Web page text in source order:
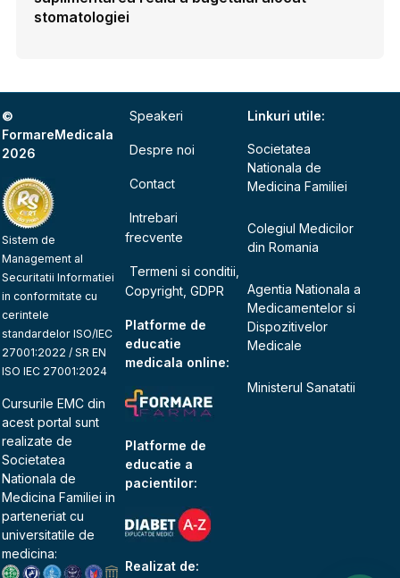
stomatologiei
©
FormareMedicala
2026
Sistem de
Management al
Securitatii Informatiei
in conformitate cu
cerintele
standardelor ISO/IEC
27001:2022 / SR EN
ISO IEC 27001:2024
Cursurile EMC din
acest portal sunt
realizate de
Societatea
Nationala de
Medicina Familiei in
parteneriat cu
universitatile de
medicina:
Speakeri
Despre noi
Contact
Intrebari
frecvente
Termeni si conditii,
Copyright, GDPR
Platforme de
educatie
medicala online:
Platforme de
educatie a
pacientilor:
Realizat de:
Linkuri utile:
Societatea
Nationala de
Medicina Familiei
Colegiul Medicilor
din Romania
Agentia Nationala a
Medicamentelor si
Dispozitivelor
Medicale
Ministerul Sanatatii